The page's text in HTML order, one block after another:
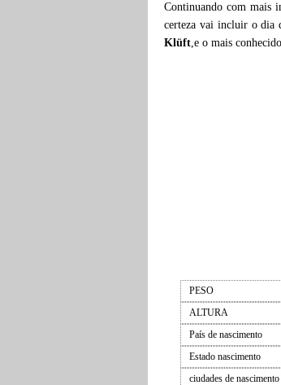
Continuando com mais
certeza vai incluir o dia
Klüft,e o mais conhecido
PESO
ALTURA
País de nascimento
Estado nascimento
ciudades de nascimento